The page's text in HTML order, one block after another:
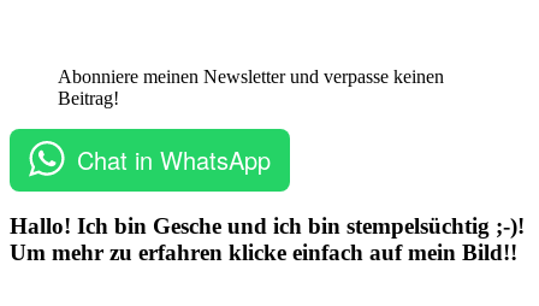
Abonniere meinen Newsletter und verpasse keinen
Beitrag!
Chat in WhatsApp
Hallo! Ich bin Gesche und ich bin stempelsüchtig ;-)!
Um mehr zu erfahren klicke einfach auf mein Bild!!